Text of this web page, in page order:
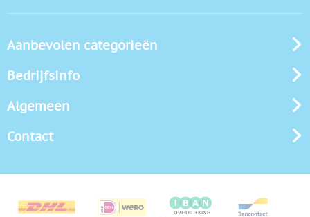
Aanbevolen categorieën
Bedrijfsinfo
Algemeen
Contact